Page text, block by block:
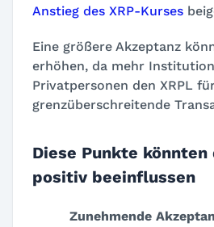
Anstieg des XRP-Kurses
Eine größere Akzeptanz
erhöhen, da mehr
Privatpersonen den XRPL
grenzüberschreitende
Diese Punkte könnten
positiv beeinflussen
Zunehmende